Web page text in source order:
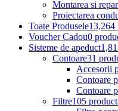
Montarea si
Proiectarea
Toate Produsele13,264
Voucher Cadou0
Sisteme de apeduct
Contoare31
Accesorii
Contoare
Contoare
Filtre105